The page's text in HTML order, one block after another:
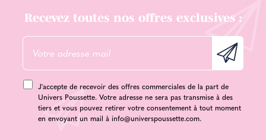
Recevez toutes nos offres exclusives :
J'accepte de recevoir des offres commerciales de la part de
Univers Poussette. Votre adresse ne sera pas transmise à des
tiers et vous pouvez retirer votre consentement à tout moment
en envoyant un mail à info@universpoussette.com.